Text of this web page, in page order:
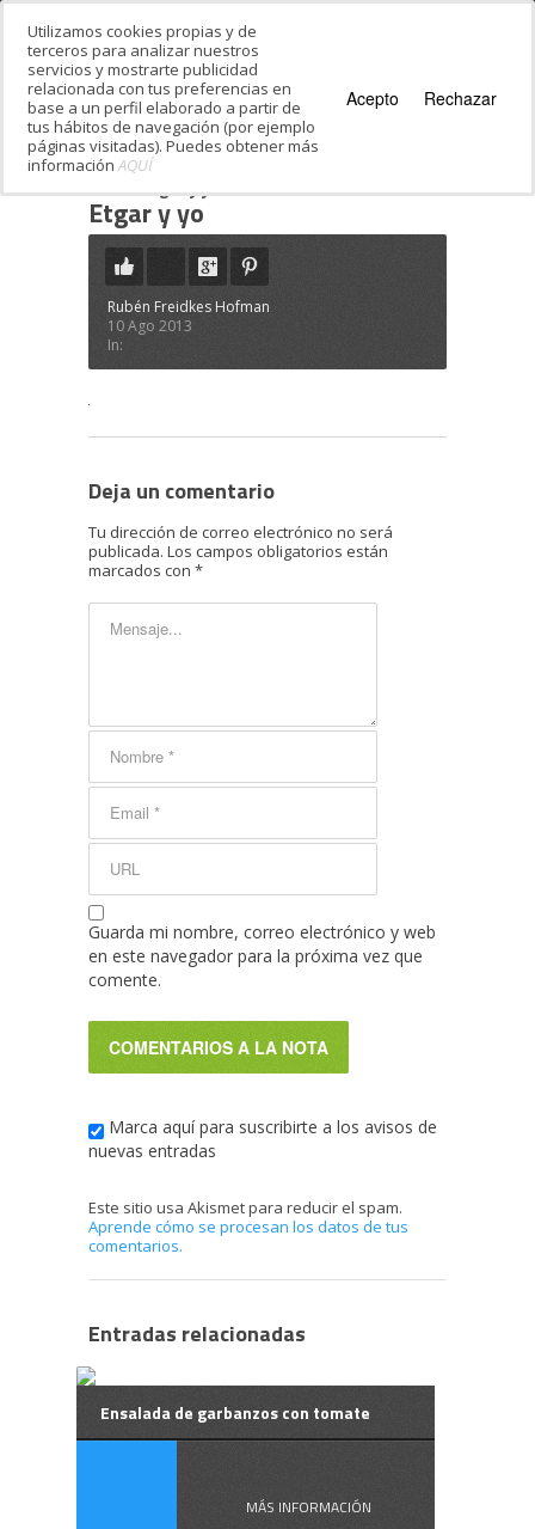
Estás en:
Vivo · Etgar y yo
Etgar y yo
Rubén Freidkes Hofman
10 Ago 2013
In:
Deja un comentario
Tu dirección de correo electrónico no será
publicada. Los campos obligatorios están
marcados con *
Guarda mi nombre, correo electrónico y web
en este navegador para la próxima vez que
comente.
Marca aquí para suscribirte a los avisos de
nuevas entradas
Este sitio usa Akismet para reducir el spam.
Aprende cómo se procesan los datos de tus
comentarios.
Entradas relacionadas
Ensalada de garbanzos con tomate
MÁS INFORMACIÓN
Utilizamos cookies propias y de
terceros para analizar nuestros
servicios y mostrarte publicidad
relacionada con tus preferencias en
base a un perfil elaborado a partir de
tus hábitos de navegación (por ejemplo
páginas visitadas). Puedes obtener más
información AQUÍ
Acepto Rechazar